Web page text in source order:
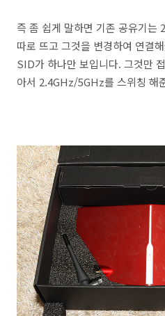
즉 좀 쉽게 말하면 기존 공유기
따로 뜨고 그것을 변경하여 연결
SID가 하나만 보입니다. 그것만
아서 2.4GHz/5GHz를 스위칭 해